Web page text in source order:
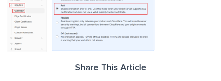
Share This Article